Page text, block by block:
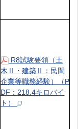
R8試験要領（土
木Ⅱ・建築Ⅱ：民間
企業等職務経験）（P
DF：218.4キロバイ
ト）